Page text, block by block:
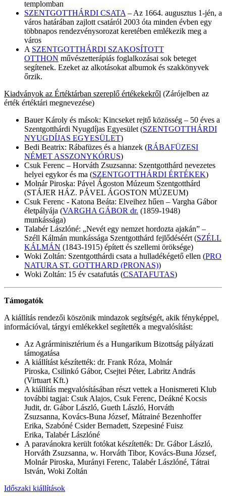
templomban
SZENTGOTTHÁRDI CSATA – Az 1664. augusztus 1-jén, a
város határában zajlott csatáról 2003 óta minden évben egy
többnapos rendezvénysorozat keretében emlékezik meg a
város
A SZENTGOTTHÁRDI SZAKOSÍTOTT
OTTHON művészetterápiás foglalkozásai sok beteget
segítenek. Ezeket az alkotásokat albumok és szakkönyvek
őrzik.
Kiadványok az Értéktárban szereplő értékekekről (Zárójelben az
érték értéktári megnevezése)
Bauer Károly és mások: Kincseket rejtő közösség – 50 éves a
Szentgotthárdi Nyugdíjas Egyesület (SZENTGOTTHÁRDI
NYUGDÍJAS EGYESÜLET)
Bedi Beatrix: Rábafüzes és a hianzek (RÁBAFÜZESI
NÉMET ASSZONYKÓRUS)
Csuk Ferenc – Horváth Zsuzsanna: Szentgotthárd nevezetes
helyei egykor és ma (SZENTGOTTHÁRDI ÉRTÉKEK)
Molnár Piroska: Pável Ágoston Múzeum Szentgotthárd
(STÁJER HÁZ. PÁVEL ÁGOSTON MÚZEUM)
Csuk Ferenc - Katona Beáta: Elveihez hűen – Vargha Gábor
életpályája (VARGHA GÁBOR dr. (1859-1948)
munkássága)
Talabér Lászlóné: „Nevét egy nemzet hordozta ajakán” –
Széll Kálmán munkássága Szentgotthárd fejlődéséért (SZÉLL
KÁLMÁN (1843-1915) épített és szellemi öröksége)
Woki Zoltán: Szentgotthárdi csata a hulladékégető ellen (PRO
NATURA ST. GOTTHARD (PRONAS))
Woki Zoltán: 15 év csatafutás (CSATAFUTAS)
Támogatók
A kiállítás rendezői köszönik mindazok segítségét, akik fényképpel,
információval, tárgyi emlékekkel segítették a megvalósítást:
Az Agrárminisztérium és a Hungarikum Bizottság pályázati
támogatása
A kiállítást készítették: dr. Frank Róza, Molnár
Piroska, Csilinkó Gábor, Csejtei Péter, Labritz András
(Virtuart Kft.)
A kiállítás megvalósításában részt vettek a Honismereti Klub
további tagjai: Csuk Alajos, Csuk Ferenc, Deákné Kocsis
Judit, dr. Gábor László, Gueth László, Horváth
Zsuzsanna, Kovács-Buna József, Mátrainé Bezenhoffer
Erika, Szabóné Csider Bernadett, Szepesiné Fuisz
Erika, Talabér Lászlóné
A paravánokra került fotókat készítették: Dr. Gábor László,
Horváth Zsuzsanna, w. Horváth Tibor, Kovács-Buna József,
Molnár Piroska, Murányi Ferenc, Talabér Lászlóné, Tátrai
István, Woki Zoltán
Időszaki kiállítások